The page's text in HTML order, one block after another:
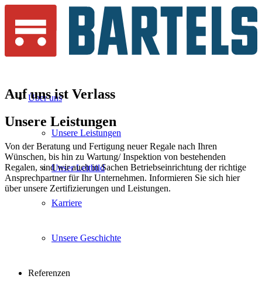
Über uns
Unsere Leistungen
Unser Leitbild
Karriere
Unsere Geschichte
Referenzen
Auf uns ist Verlass
Unsere Leistungen
Von der Beratung und Fertigung neuer Regale nach Ihren
Wünschen, bis hin zu Wartung/ Inspektion von bestehenden
Regalen, sind wir auch in Sachen Betriebseinrichtung der richtige
Ansprechpartner für Ihr Unternehmen. Informieren Sie sich hier
über unsere Zertifizierungen und Leistungen.